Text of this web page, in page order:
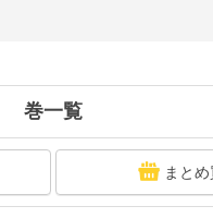
巻一覧
まと